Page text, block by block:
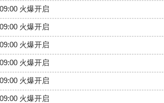
火爆开启
火爆开启
火爆开启
火爆开启
火爆开启
火爆开启